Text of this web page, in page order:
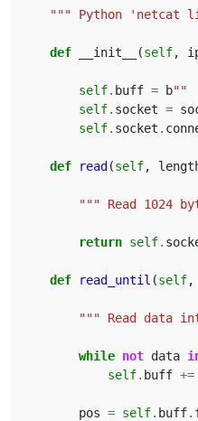
""" Python 'netcat
def __init__ (self,
self. buff = b""
self. socket =
self. socket .
def read (self,
""" Read 1024
return self.
def read_until (self,
""" Read data
while not data
self. buff +=
pos = self. buff.